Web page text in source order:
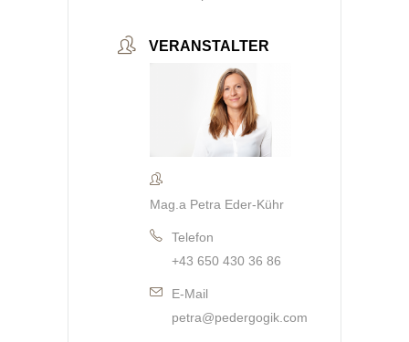
VERANSTALTER
Mag.a Petra Eder-Kühr
Telefon
+43 650 430 36 86
E-Mail
petra@pedergogik.com